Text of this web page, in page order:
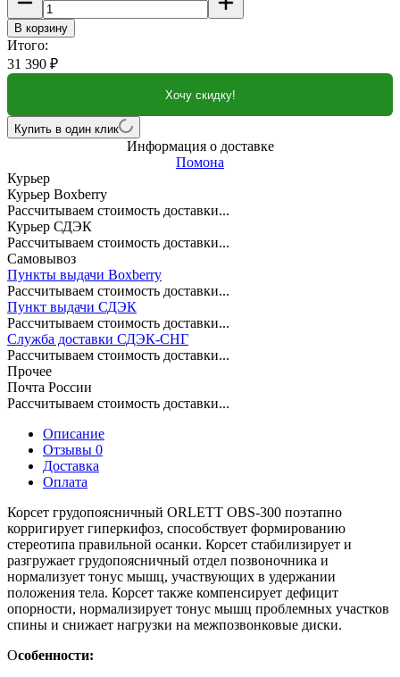
В корзину
Итого:
31 390 ₽
Хочу скидку!
Купить в один клик
Информация о доставке
Помона
Курьер
Курьер Boxberry
Рассчитываем стоимость доставки...
Курьер СДЭК
Рассчитываем стоимость доставки...
Самовывоз
Пункты выдачи Boxberry
Рассчитываем стоимость доставки...
Пункт выдачи СДЭК
Рассчитываем стоимость доставки...
Служба доставки СДЭК-СНГ
Рассчитываем стоимость доставки...
Прочее
Почта России
Рассчитываем стоимость доставки...
Описание
Отзывы 0
Доставка
Оплата
Корсет грудопоясничный ORLETT OBS-300 поэтапно
корригирует гиперкифоз, способствует формированию
стереотипа правильной осанки. Корсет стабилизирует и
разгружает грудопоясничный отдел позвоночника и
нормализует тонус мышц, участвующих в удержании
положения тела. Корсет также компенсирует дефицит
опорности, нормализирует тонус мышц проблемных участков
спины и снижает нагрузки на межпозвонковые диски.
Особенности: